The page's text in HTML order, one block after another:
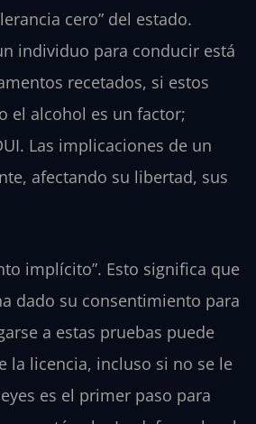
cero” del estado.
individuo para conducir está
recetados, si estos
el alcohol es un factor;
Las implicaciones de un
afectando su libertad, sus
implícito”. Esto significa que
dado su consentimiento para
a estas pruebas puede
la licencia, incluso si no se le
es el primer paso para